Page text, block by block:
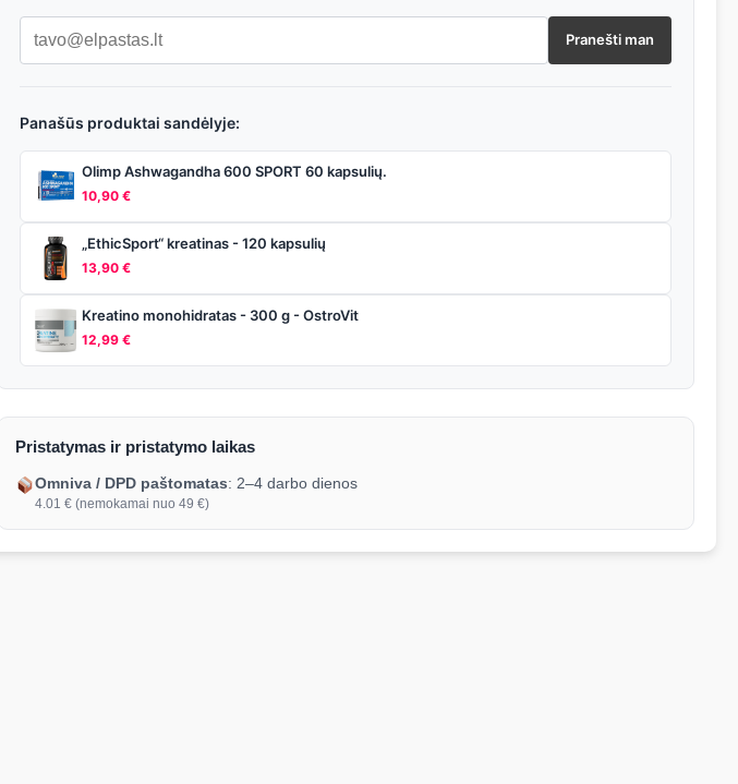
Pranešti man
Panašūs produktai sandėlyje:
Olimp Ashwagandha 600 SPORT 60 kapsulių.
10,90€
„EthicSport“ kreatinas - 120 kapsulių
13,90€
Kreatino monohidratas - 300 g - OstroVit
12,99€
Pristatymas ir pristatymo laikas
Omniva / DPD paštomatas: 2–4 darbo dienos
4.01 € (nemokamai nuo 49 €)